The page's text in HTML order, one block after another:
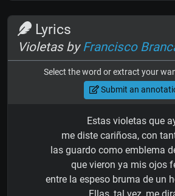
Lyrics
Violetas by Francisco
Select the word or extract your
Submit an
Estas violetas que
me diste cariñosa, con
las guardo como emblema
que vieron ya mis ojos
entre la espeso bruma de un